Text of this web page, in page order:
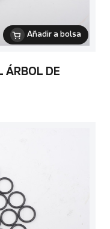
Añadir a bolsa
ÁRBOL DE